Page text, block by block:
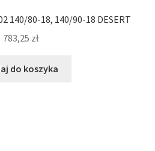
140/80-18, 140/90-18 DESERT
783,25 zł
do koszyka